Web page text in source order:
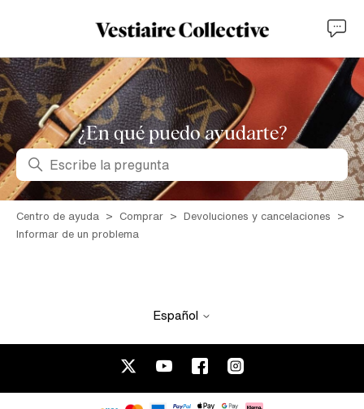
¿En qué puedo ayudarte?
Búsqueda
Centro de ayuda Comprar
Devoluciones y cancelaciones
Informar de un problema
Español